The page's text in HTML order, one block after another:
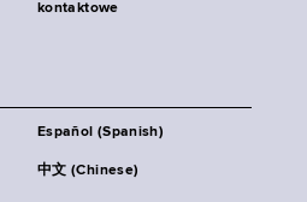
kontaktowe
Español (Spanish)
中文 (Chinese)